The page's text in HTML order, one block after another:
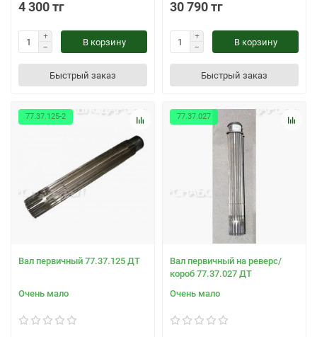
4 300 тг
В корзину
Быстрый заказ
30 790 тг
В корзину
Быстрый заказ
77.37.125-2
Вал первичный 77.37.125 ДТ
Очень мало
77.37.027
Вал первичный на реверс/
короб 77.37.027 ДТ
Очень мало